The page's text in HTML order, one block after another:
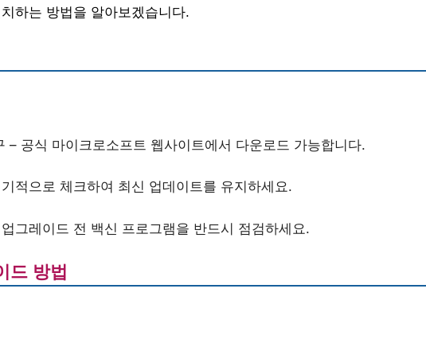
하는 방법을 알아보겠습니다.
– 공식 마이크로소프트 웹사이트에서 다운로드 가능합니다.
적으로 체크하여 최신 업데이트를 유지하세요.
그레이드 전 백신 프로그램을 반드시 점검하세요.
드 방법